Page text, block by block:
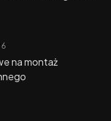
na montaż